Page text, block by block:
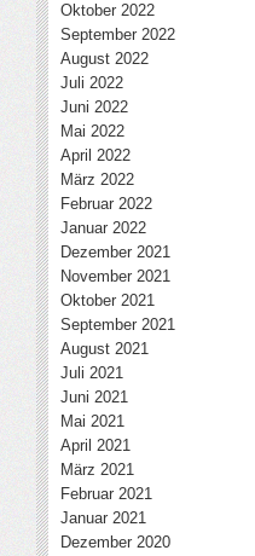
Oktober 2022
September 2022
August 2022
Juli 2022
Juni 2022
Mai 2022
April 2022
März 2022
Februar 2022
Januar 2022
Dezember 2021
November 2021
Oktober 2021
September 2021
August 2021
Juli 2021
Juni 2021
Mai 2021
April 2021
März 2021
Februar 2021
Januar 2021
Dezember 2020